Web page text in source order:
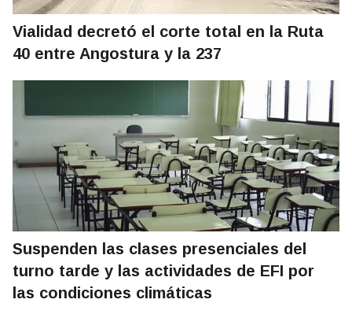
Vialidad decretó el corte total en la Ruta
40 entre Angostura y la 237
Suspenden las clases presenciales del
turno tarde y las actividades de EFI por
las condiciones climáticas